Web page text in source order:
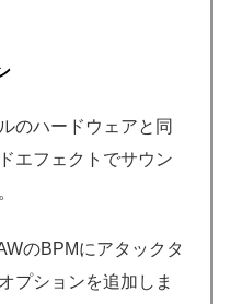
のハードウェアと同
エフェクトでサウン
のBPMにアタックタ
プションを追加しま